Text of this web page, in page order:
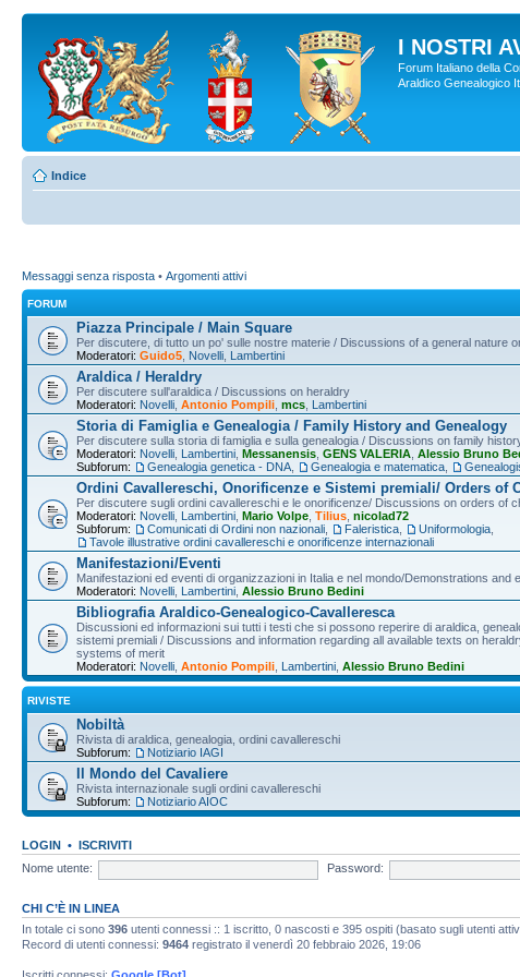
I NOSTRI
Forum Italiano della
Araldico Genealogico
Indice
Messaggi senza risposta • Argomenti attivi
FORUM
Piazza Principale / Main Square
Per discutere, di tutto un po' sulle nostre materie / Discussions of a general nature
Moderatori: Guido5 Novelli Lambertini
Araldica / Heraldry
Per discutere sull'araldica / Discussions on heraldry
Moderatori: Novelli Antonio Pompili mcs Lambertini
Storia di Famiglia e Genealogia / Family History and Genealogy
Per discutere sulla storia di famiglia e sulla genealogia / Discussions on family
Moderatori: Novelli Lambertini Messanensis GENS VALERIA Alessio Bruno
Subforum:
Genealogia genetica - DNA Genealogia e matematica
Ordini Cavallereschi, Onorificenze e Sistemi premiali/ Orders of
Per discutere sugli ordini cavallereschi e le onorificenze/ Discussions on orders of
Moderatori: Novelli Lambertini Mario Volpe Tilius nicolad72
Subforum:
Comunicati di Ordini non nazionali Faleristica Uniformologia
Tavole illustrative ordini cavallereschi e onorificenze internazionali
Manifestazioni/Eventi
Manifestazioni ed eventi di organizzazioni in Italia e nel mondo/Demonstrations
Moderatori: Novelli Lambertini Alessio Bruno Bedini
Bibliografia Araldico-Genealogico-Cavalleresca
Discussioni ed informazioni sui tutti i testi che si possono reperire di araldica,
sistemi premiali / Discussions and information regarding all available texts on
systems of merit
Moderatori: Novelli Antonio Pompili Lambertini Alessio Bruno Bedini
RIVISTE
Nobiltà
Rivista di araldica, genealogia, ordini cavallereschi
Subforum:
Notiziario IAGI
Il Mondo del Cavaliere
Rivista internazionale sugli ordini cavallereschi
Subforum:
Notiziario AIOC
LOGIN • ISCRIVITI
Nome utente:
Password:
CHI C’È IN LINEA
In totale ci sono 396 utenti connessi :: 1 iscritto, 0 nascosti e 395 ospiti (basato sugli utenti
Record di utenti connessi: 9464 registrato il venerdì 20 febbraio 2026, 19:06
Iscritti connessi: Google [Bot]